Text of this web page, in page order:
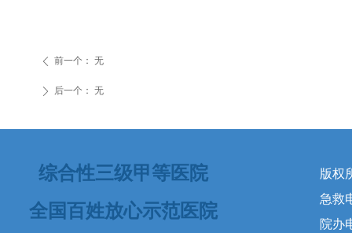
ꄴ 前一个： 无
ꄲ 后一个： 无
版权
急救
院办
综合性三级甲等医院
全国百姓放心示范医院